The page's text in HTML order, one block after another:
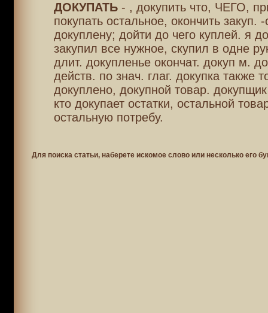
ДОКУПАТЬ- , докупить что, ЧЕГО,
покупать остальное, окончить закуп.
докуплену; дойти до чего куплей. я
закупил все нужное, скупил в одне
длит. докупленье окончат. докуп м.
действ. по знач. глаг. докупка также
докуплено, докупной товар.
кто докупает остатки, остальной
остальную потребу.
Для поиска статьи, наберете искомое слово или несколько его